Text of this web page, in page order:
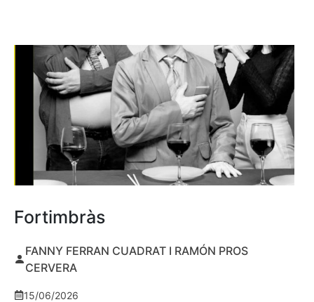
Fortimbràs
FANNY FERRAN CUADRAT I RAMÓN PROS
CERVERA
15/06/2026